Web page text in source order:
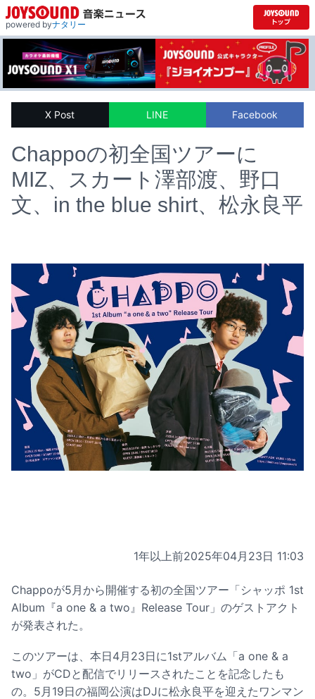
powered byナタリー
X Post LINE Facebook
Chappoの初全国ツアーに
MIZ、スカート澤部渡、野口
文、in the blue shirt、松永良平
1年以上前2025年04月23日 11:03
Chappoが5月から開催する初の全国ツアー「シャッポ 1st
Album『a one & a two』Release Tour」のゲストアクト
が発表された。
このツアーは、本日4月23日に1stアルバム「a one & a
two」がCDと配信でリリースされたことを記念したも
の。5月19日の福岡公演はDJに松永良平を迎えたワンマン